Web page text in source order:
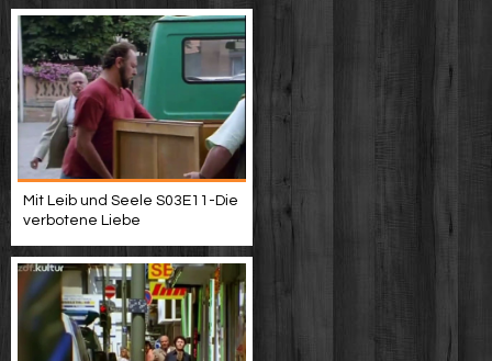
Mit Leib und Seele S03E11-Die
verbotene Liebe